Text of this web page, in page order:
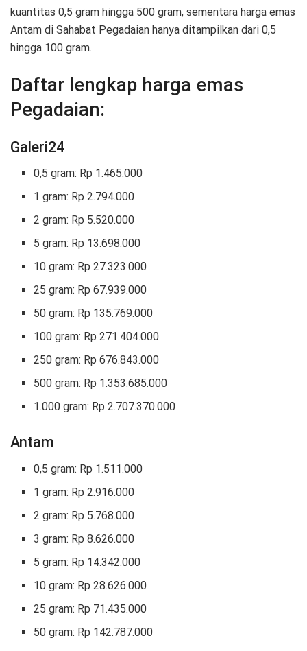
kuantitas 0,5 gram hingga 500 gram, sementara harga emas
Antam di Sahabat Pegadaian hanya ditampilkan dari 0,5
hingga 100 gram.
Daftar lengkap harga emas
Pegadaian:
Galeri24
0,5 gram: Rp 1.465.000
1 gram: Rp 2.794.000
2 gram: Rp 5.520.000
5 gram: Rp 13.698.000
10 gram: Rp 27.323.000
25 gram: Rp 67.939.000
50 gram: Rp 135.769.000
100 gram: Rp 271.404.000
250 gram: Rp 676.843.000
500 gram: Rp 1.353.685.000
1.000 gram: Rp 2.707.370.000
Antam
0,5 gram: Rp 1.511.000
1 gram: Rp 2.916.000
2 gram: Rp 5.768.000
3 gram: Rp 8.626.000
5 gram: Rp 14.342.000
10 gram: Rp 28.626.000
25 gram: Rp 71.435.000
50 gram: Rp 142.787.000